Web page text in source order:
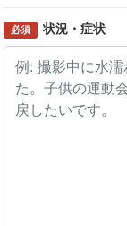
必須 状況・症状